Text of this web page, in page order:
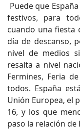
Puede que
festivos, para
cuando una fiesta
día de descanso,
nivel de medios
resalta a nivel
Fermines, Feria
todos. España
Unión Europea, el
16, y los que
paso la relación de